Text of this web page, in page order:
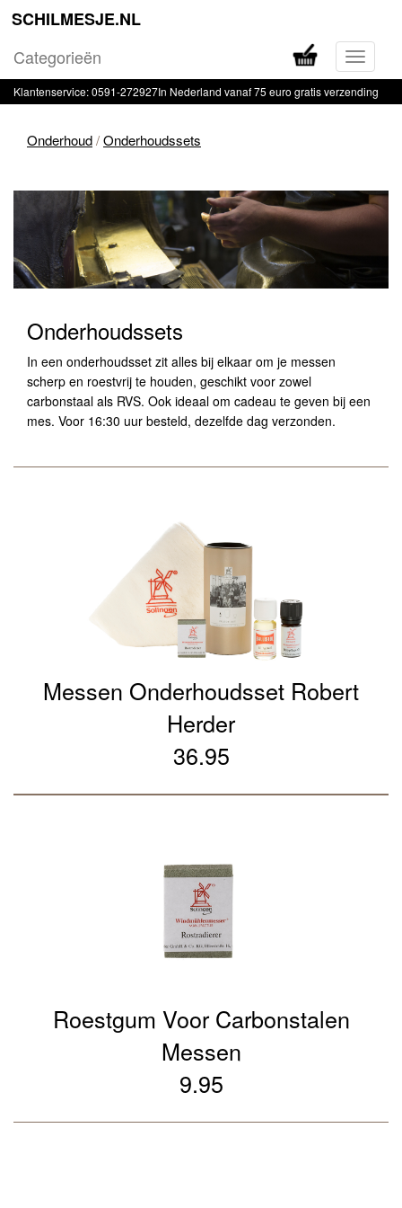
SCHILMESJE.NL
in-
of
Categorieën
Klantenservice: 0591-272927In Nederland vanaf 75 euro gratis verzending
Onderhoud/Onderhoudssets
Onderhoudssets
Onderhoudssets
In een onderhoudsset zit alles bij elkaar om je messen
scherp en roestvrij te houden, geschikt voor zowel
carbonstaal als RVS. Ook ideaal om cadeau te geven bij een
mes. Voor 16:30 uur besteld, dezelfde dag verzonden.
Messen Onderhoudsset Robert
Herder
36.95
Roestgum Voor Carbonstalen
Messen
9.95